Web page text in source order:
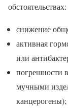
обстоятельствах:
снижение
активная
или
погрешности
мучными
канцерогены);